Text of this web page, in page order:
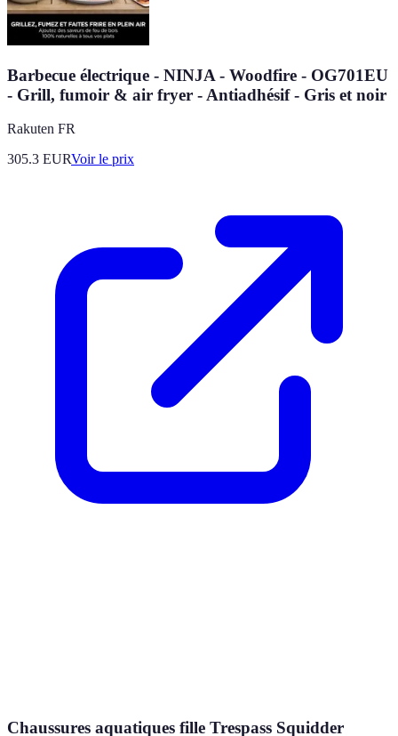
Barbecue électrique - NINJA - Woodfire - OG701EU
- Grill, fumoir & air fryer - Antiadhésif - Gris et noir
Rakuten FR
305.3 EURVoir le prix
Chaussures aquatiques fille Trespass Squidder